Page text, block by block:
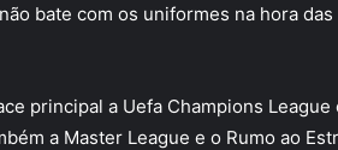
bate com os uniformes na hora das
principal a Uefa Champions League
a Master League e o Rumo ao